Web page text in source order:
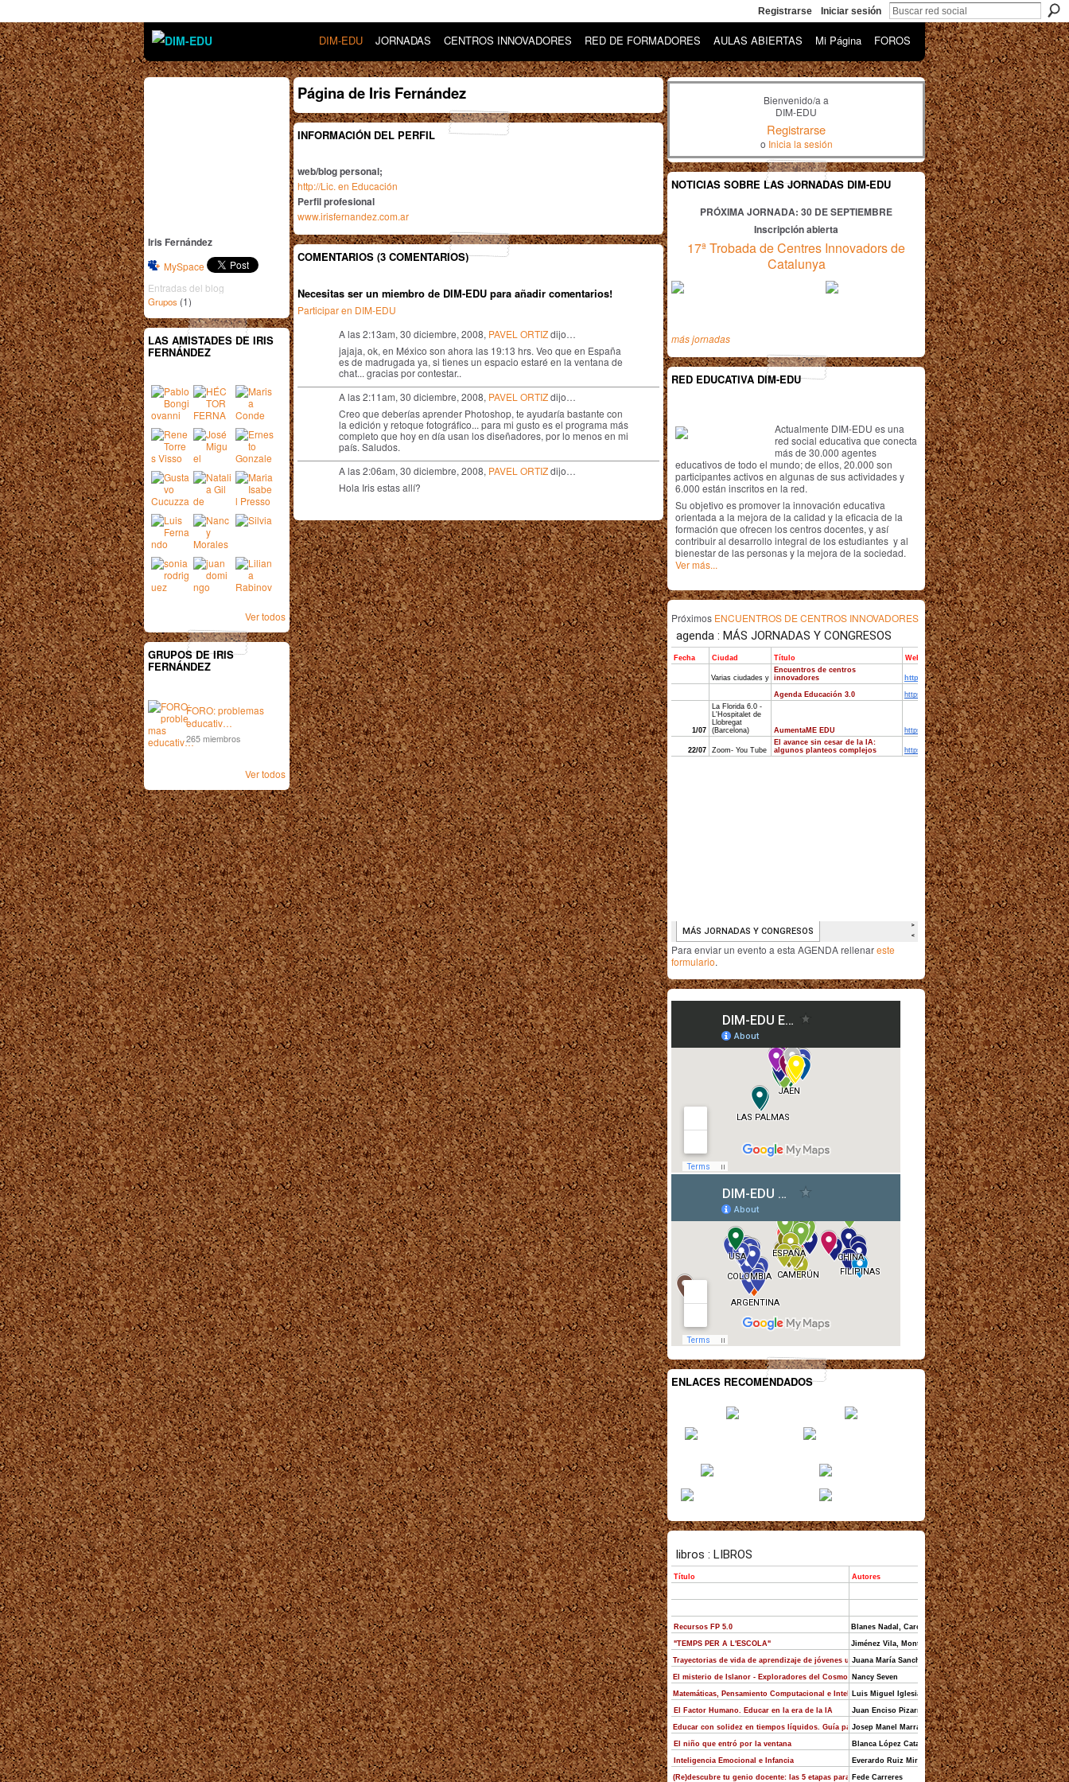
Registrarse Iniciar sesión
DIM-EDU JORNADAS CENTROS INNOVADORES RED DE FORMADORES AULAS ABIERTAS Mi Página FOROS
Iris Fernández
MySpace
Entradas del blog
Grupos (1)
LAS AMISTADES DE IRIS
FERNÁNDEZ
Ver todos
GRUPOS DE IRIS
FERNÁNDEZ
FORO: problemas
educativ…
265 miembros
Ver todos
Página de Iris Fernández
INFORMACIÓN DEL PERFIL
web/blog personal;
http://Lic. en Educación
Perfil profesional
www.irisfernandez.com.ar
COMENTARIOS (3 COMENTARIOS)
Necesitas ser un miembro de DIM-EDU para añadir comentarios!
Participar en DIM-EDU
A las 2:13am, 30 diciembre, 2008, PAVEL ORTIZdijo…
jajaja, ok, en México son ahora las 19:13 hrs. Veo que en España
es de madrugada ya, si tienes un espacio estaré en la ventana de
chat... gracias por contestar..
A las 2:11am, 30 diciembre, 2008, PAVEL ORTIZdijo…
Creo que deberías aprender Photoshop, te ayudaría bastante con
la edición y retoque fotográfico... para mi gusto es el programa más
completo que hoy en día usan los diseñadores, por lo menos en mi
país. Saludos.
A las 2:06am, 30 diciembre, 2008, PAVEL ORTIZdijo…
Hola Iris estas allí?
Bienvenido/a a
DIM-EDU
Registrarse
o Inicia la sesión
NOTICIAS SOBRE LAS JORNADAS DIM-EDU
PRÓXIMA JORNADA: 30 DE SEPTIEMBRE
Inscripción abierta
17ª Trobada de Centres Innovadors de
Catalunya
más jornadas
RED EDUCATIVA DIM-EDU
Actualmente DIM-EDU es una
red social educativa que conecta
más de 30.000 agentes
educativos de todo el mundo; de ellos, 20.000 son
participantes activos en algunas de sus actividades y
6.000 están inscritos en la red.
Su objetivo es promover la innovación educativa
orientada a la mejora de la calidad y la eficacia de la
formación que ofrecen los centros docentes, y así
contribuir al desarrollo integral de los estudiantes y al
bienestar de las personas y la mejora de la sociedad.
Ver más...
Próximos ENCUENTROS DE CENTROS INNOVADORES
Para enviar un evento a esta AGENDA rellenareste
formulario.
ENLACES RECOMENDADOS